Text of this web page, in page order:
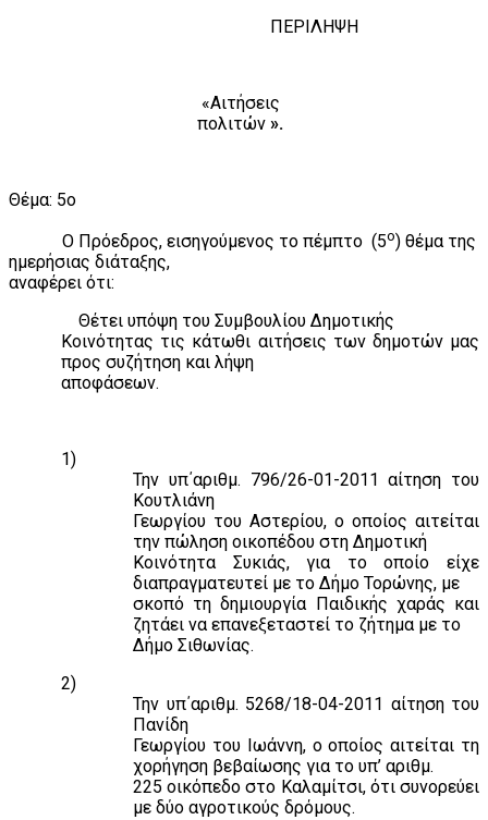
ΠΕΡΙΛΗΨΗ
«Αιτήσεις
πολιτών».
Θέμα: 5ο
Ο Πρόεδρος, εισηγούμενος το πέμπτο (5ο) θέμα της
ημερήσιας διάταξης,
αναφέρει ότι:
Θέτει υπόψη του Συμβουλίου Δημοτικής
Κοινότητας τις κάτωθι αιτήσεις των δημοτών μας
προς συζήτηση και λήψη
αποφάσεων.
1)
Την υπ΄αριθμ. 796/26-01-2011 αίτηση του
Κουτλιάνη
Γεωργίου του Αστερίου, ο οποίος αιτείται
την πώληση οικοπέδου στη Δημοτική
Κοινότητα Συκιάς, για το οποίο είχε
διαπραγματευτεί με το Δήμο Τορώνης, με
σκοπό τη δημιουργία Παιδικής χαράς και
ζητάει να επανεξεταστεί το ζήτημα με το
Δήμο Σιθωνίας.
2)
Την υπ΄αριθμ. 5268/18-04-2011 αίτηση του
Πανίδη
Γεωργίου του Ιωάννη, ο οποίος αιτείται τη
χορήγηση βεβαίωσης για το υπ’ αριθμ.
225 οικόπεδο στο Καλαμίτσι, ότι συνορεύει
με δύο αγροτικούς δρόμους.